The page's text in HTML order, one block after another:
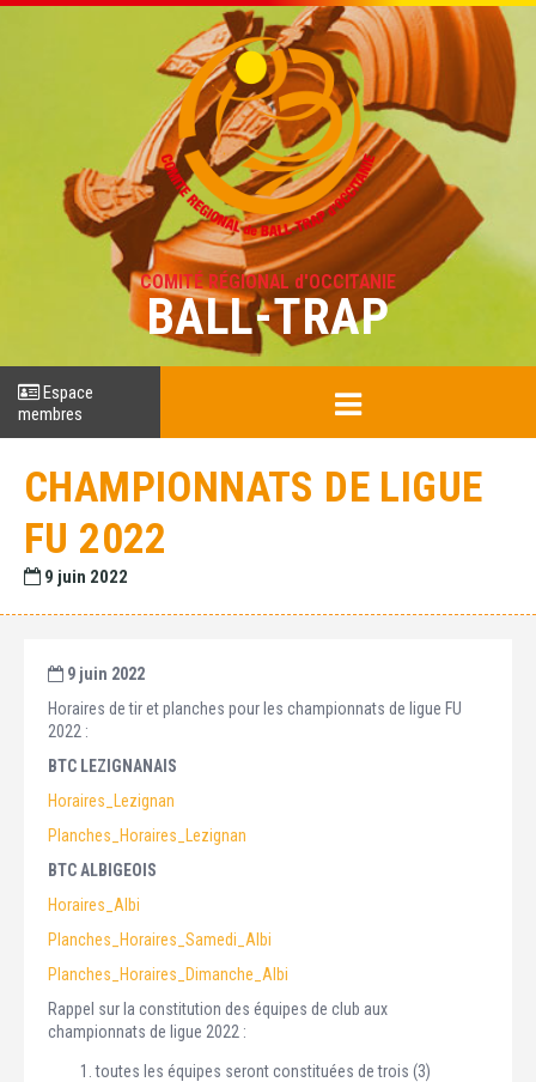
COMITÉ RÉGIONAL d'OCCITANIE
BALL-TRAP
Espace
membres
CHAMPIONNATS DE LIGUE
FU 2022
9 juin 2022
9 juin 2022
Horaires de tir et planches pour les championnats de ligue FU
2022 :
BTC LEZIGNANAIS
Horaires_Lezignan
Planches_Horaires_Lezignan
BTC ALBIGEOIS
Horaires_Albi
Planches_Horaires_Samedi_Albi
Planches_Horaires_Dimanche_Albi
Rappel sur la constitution des équipes de club aux
championnats de ligue 2022 :
toutes les équipes seront constituées de trois (3)